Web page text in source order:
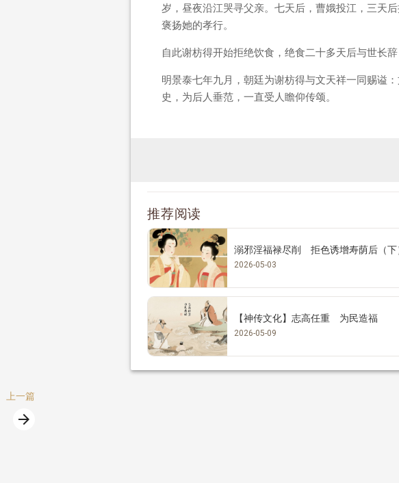
岁，昼夜沿江哭寻父亲。七天后，曹娥投江，三天
褒扬她的孝行。
自此谢枋得开始拒绝饮食，绝食二十多天后与世长辞
明景泰七年九月，朝廷为谢枋得与文天祥一同赐谥
史，为后人垂范，一直受人瞻仰传颂。
推荐阅读
溺邪淫福禄尽削 拒色诱增寿荫后（下
2026-05-03
【神传文化】志高任重 为民造福
2026-05-09
一篇
arrow_forward